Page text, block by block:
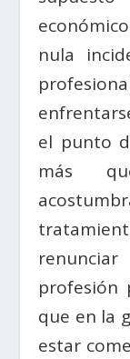
nula
el punto
más
profesión
que en la
estar